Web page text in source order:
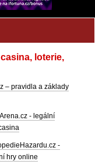
loterie,
– pravidla a základy
- legální
-
hry online